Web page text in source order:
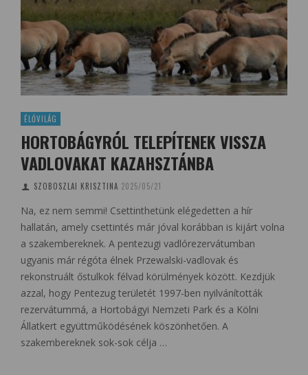
ÉLŐVILÁG
HORTOBÁGYRÓL TELEPÍTENEK VISSZA
VADLOVAKAT KAZAHSZTÁNBA
SZOBOSZLAI KRISZTINA 2025/05/21
Na, ez nem semmi! Csettinthetünk elégedetten a hír
hallatán, amely csettintés már jóval korábban is kijárt volna
a szakembereknek. A pentezugi vadlórezervátumban
ugyanis már régóta élnek Przewalski-vadlovak és
rekonstruált őstulkok félvad körülmények között. Kezdjük
azzal, hogy Pentezug területét 1997-ben nyilvánították
rezervátummá, a Hortobágyi Nemzeti Park és a Kölni
Állatkert együttműködésének köszönhetően. A
szakembereknek sok-sok célja …